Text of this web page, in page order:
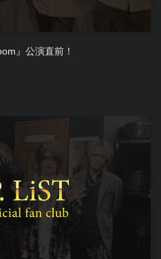
』公演直前！